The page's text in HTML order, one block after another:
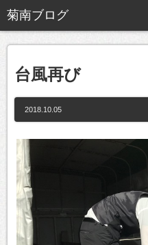
台風再び
2018.10.05